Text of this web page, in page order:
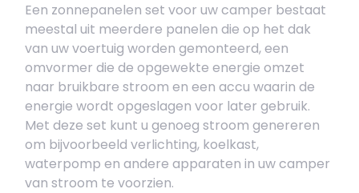
Een zonnepanelen set voor uw camper bestaat
meestal uit meerdere panelen die op het dak
van uw voertuig worden gemonteerd, een
omvormer die de opgewekte energie omzet
naar bruikbare stroom en een accu waarin de
energie wordt opgeslagen voor later gebruik.
Met deze set kunt u genoeg stroom genereren
om bijvoorbeeld verlichting, koelkast,
waterpomp en andere apparaten in uw camper
van stroom te voorzien.